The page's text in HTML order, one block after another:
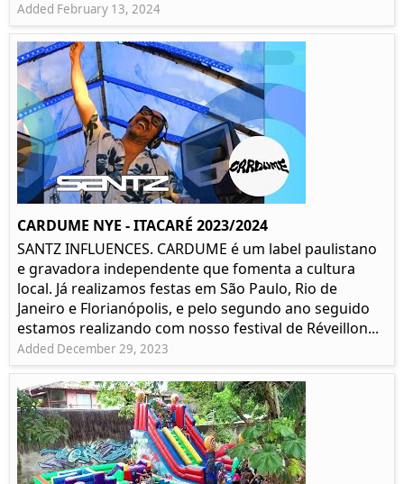
Added February 13, 2024
CARDUME NYE - ITACARÉ 2023/2024
SANTZ INFLUENCES. CARDUME é um label paulistano
e gravadora independente que fomenta a cultura
local. Já realizamos festas em São Paulo, Rio de
Janeiro e Florianópolis, e pelo segundo ano seguido
estamos realizando com nosso festival de Réveillon...
Added December 29, 2023